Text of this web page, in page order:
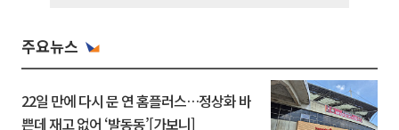
주요뉴스
22일 만에 다시 문 연 홈플러스…정상화 바
쁜데 재고 없어 ‘발동동’[가보니]